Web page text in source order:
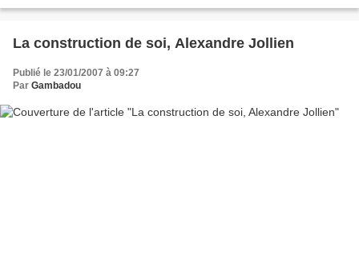
La construction de soi, Alexandre Jollien
Publié le 23/01/2007 à 09:27
Par Gambadou